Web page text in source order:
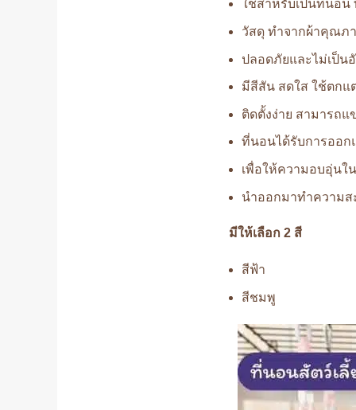
ใช้สำหรับเป็นที่นอน
วัสดุ ทำจากผ้าคุณภ
ปลอดภัยและไม่เป็น
มีสีสัน สดใส ใช้ตกแ
ติดตั้งง่าย สามารถแ
ที่นอนได้รับการออก
เพื่อให้ความอบอุ่นใ
นำออกมาทำความส
มีให้เลือก 2 สี
สีฟ้า
สีชมพู